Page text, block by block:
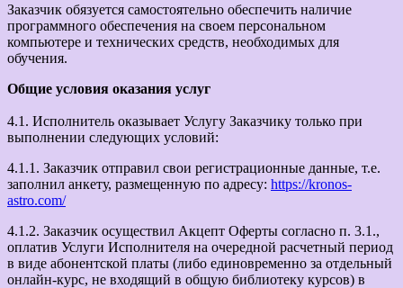
Заказчик обязуется самостоятельно обеспечить наличие
программного обеспечения на своем персональном
компьютере и технических средств, необходимых для
обучения.
Общие условия оказания услуг
4.1. Исполнитель оказывает Услугу Заказчику только при
выполнении следующих условий:
4.1.1. Заказчик отправил свои регистрационные данные, т.е.
заполнил анкету, размещенную по адресу: https://kronos-
astro.com/
4.1.2. Заказчик осуществил Акцепт Оферты согласно п. 3.1.,
оплатив Услуги Исполнителя на очередной расчетный период
в виде абонентской платы (либо единовременно за отдельный
онлайн-курс, не входящий в общую библиотеку курсов) в